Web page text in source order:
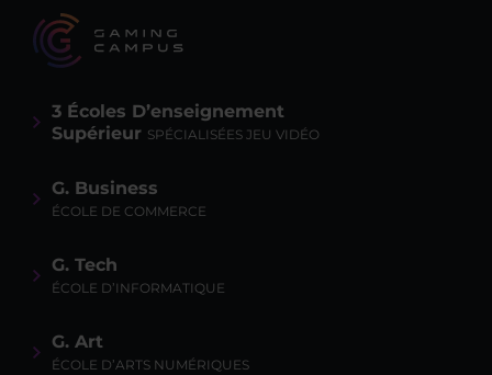
3 Écoles D’enseignement
Supérieur SPÉCIALISÉES JEU VIDÉO
G. Business
ÉCOLE DE COMMERCE
G. Tech
ÉCOLE D’INFORMATIQUE
G. Art
ÉCOLE D’ARTS NUMÉRIQUES